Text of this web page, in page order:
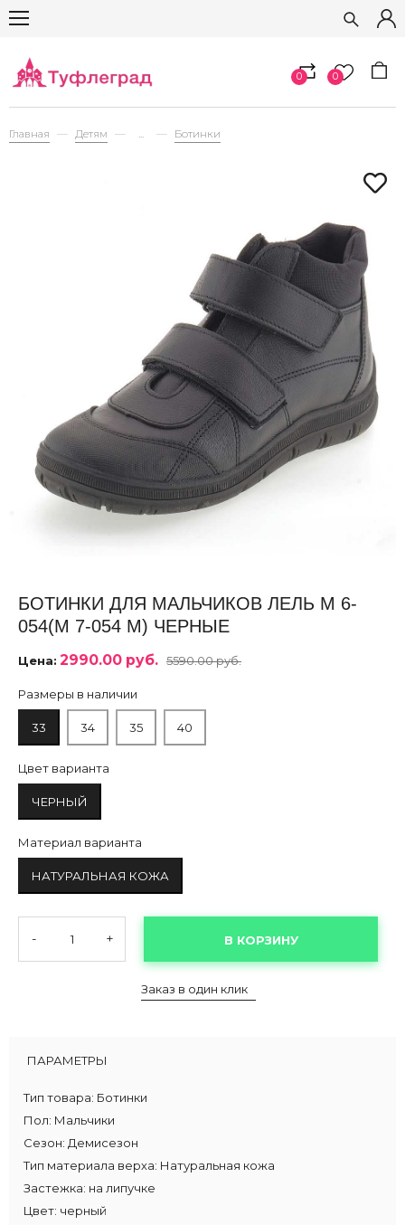
0 0
Главная Детям ... Ботинки
БОТИНКИ ДЛЯ МАЛЬЧИКОВ ЛЕЛЬ М 6-
054(М 7-054 М) ЧЕРНЫЕ
Цена: 2990.00 руб. 5590.00 руб.
Размеры в наличии
33 34 35 40
Цвет варианта
ЧЕРНЫЙ
Материал варианта
НАТУРАЛЬНАЯ КОЖА
- + В КОРЗИНУ
Заказ в один клик
ПАРАМЕТРЫ
Тип товара: Ботинки
Пол: Мальчики
Сезон: Демисезон
Тип материала верха: Натуральная кожа
Застежка: на липучке
Цвет: черный